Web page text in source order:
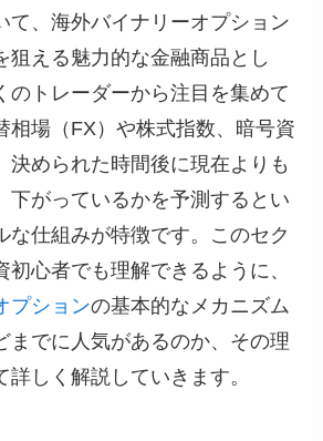
て、海外バイナリーオプション
狙える魅力的な金融商品とし
のトレーダーから注目を集めて
相場（FX）や株式指数、暗号資
決められた時間後に現在よりも
下がっているかを予測するとい
な仕組みが特徴です。このセク
初心者でも理解できるように、
プションの基本的なメカニズム
までに人気があるのか、その理
詳しく解説していきます。